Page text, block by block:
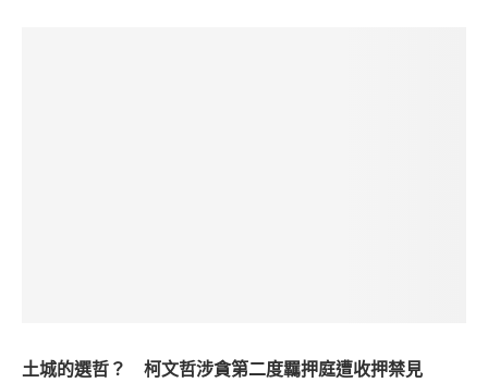
土城的選哲？ 柯文哲涉貪第二度羈押庭遭收押禁見